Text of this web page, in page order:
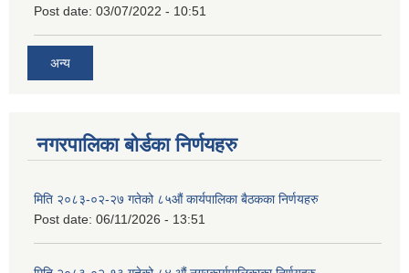
Post date: 03/07/2022 - 10:51
अन्य
नगरपालिका बोर्डका निर्णयहरु
मिति २०८३-०२-२७ गतेको ८५औं कार्यपालिका बैठकका निर्णयहरु
Post date: 06/11/2026 - 13:51